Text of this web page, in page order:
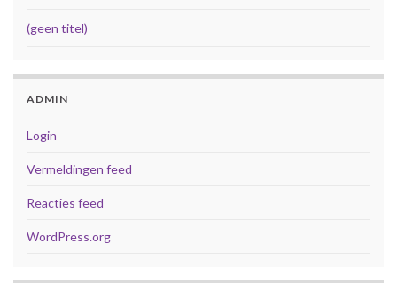
(geen titel)
ADMIN
Login
Vermeldingen feed
Reacties feed
WordPress.org